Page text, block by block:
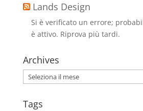
Lands Design
Si è verificato un errore;
è attivo. Riprova più tardi.
Archives
Archives
Tags